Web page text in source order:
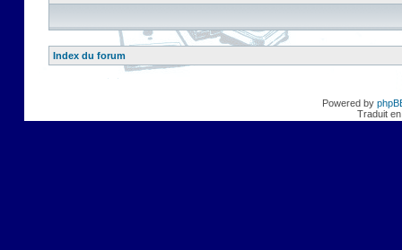
Index du forum
Powered by
Traduit